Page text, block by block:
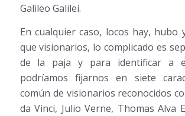
Galileo Galilei.
En cualquier caso, locos hay, hubo
que visionarios, lo complicado es
de la paja y para identificar a
podríamos fijarnos en siete
común de visionarios reconocidos
da Vinci, Julio Verne, Thomas Alva